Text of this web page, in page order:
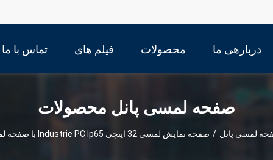
دربارهی ما محصولات فیلم های تماس با ما
صفحه لمسی پانل محصولات
لمسی پانل / صفحه نمایش لمسی 32 اینچی Industrie PC Ip65 با صفحه لمسی LED